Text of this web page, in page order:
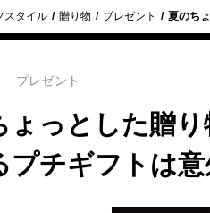
スタイル 贈り物 プレゼント 夏のち
プレゼント
ょっとした贈
プチギフトは